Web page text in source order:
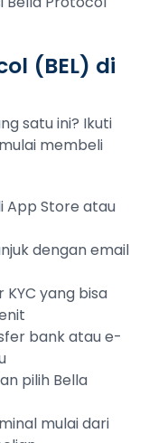
(BEL) di
satu ini? Ikuti
membeli
App Store atau
dengan email
yang bisa
bank atau e-
pilih Bella
mulai dari